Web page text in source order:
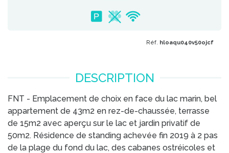
Réf. hloaqu040v50ojcf
DESCRIPTION
FNT - Emplacement de choix en face du lac marin, bel
appartement de 43m2 en rez-de-chaussée, terrasse
de 15m2 avec aperçu sur le lac et jardin privatif de
50m2. Résidence de standing achevée fin 2019 à 2 pas
de la plage du fond du lac, des cabanes ostréicoles et